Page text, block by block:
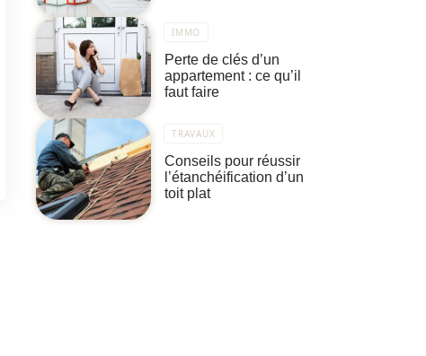
IMMO
Perte de clés d’un
appartement : ce qu’il
faut faire
TRAVAUX
Conseils pour réussir
l’étanchéification d’un
toit plat